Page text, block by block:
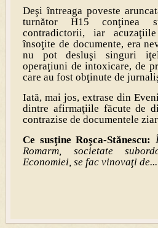
Deşi întreaga poveste
turnător H15 conţinea
contradictorii, iar
însoţite de documente, era
nu pot desluşi singuri
operaţiuni de intoxicare, de
care au fost obţinute de
Iată, mai jos, extrase din
dintre afirmaţiile făcute de
contrazise de documentele
Ce susţine Roşca-Stănescu:
Romarm, societate
Economiei, se fac vinovaţi de...